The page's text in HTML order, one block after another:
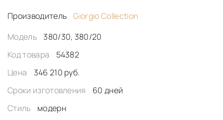
Производитель
Giorgio Collection
Модель
380/30, 380/20
Код товара
54382
Цена
346 210 руб.
Сроки изготовления
60 дней
Стиль
модерн